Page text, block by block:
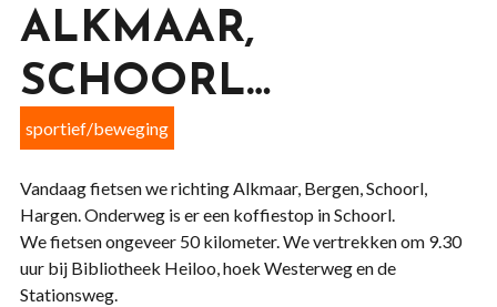
ALKMAAR,
SCHOORL…
sportief/beweging
Vandaag fietsen we richting Alkmaar, Bergen, Schoorl,
Hargen. Onderweg is er een koffiestop in Schoorl.
We fietsen ongeveer 50 kilometer. We vertrekken om 9.30
uur bij Bibliotheek Heiloo, hoek Westerweg en de
Stationsweg.